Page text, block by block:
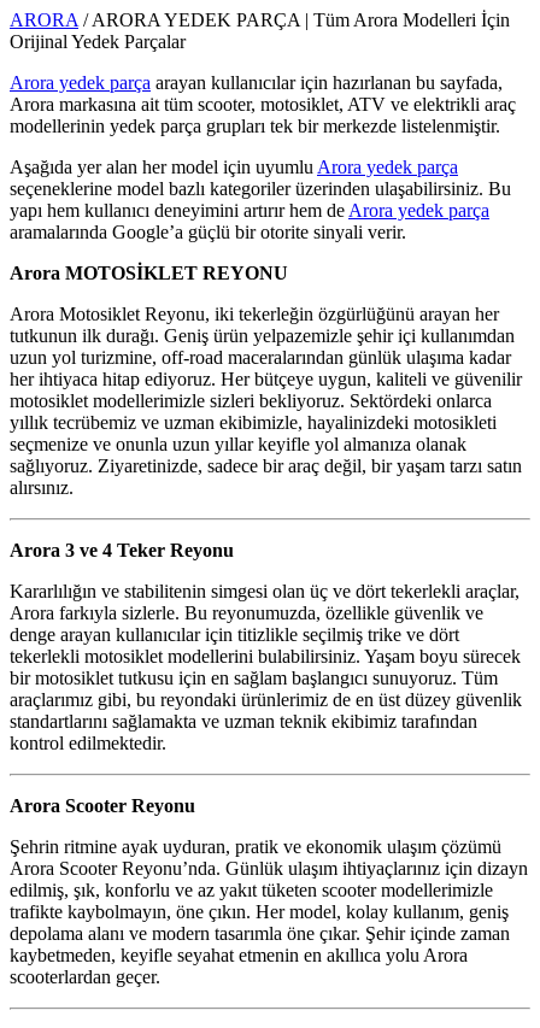
ARORA / ARORA YEDEK PARÇA | Tüm Arora Modelleri İçin
Orijinal Yedek Parçalar
Arora yedek parça arayan kullanıcılar için hazırlanan bu sayfada,
Arora markasına ait tüm scooter, motosiklet, ATV ve elektrikli araç
modellerinin yedek parça grupları tek bir merkezde listelenmiştir.
Aşağıda yer alan her model için uyumlu Arora yedek parça
seçeneklerine model bazlı kategoriler üzerinden ulaşabilirsiniz. Bu
yapı hem kullanıcı deneyimini artırır hem de Arora yedek parça
aramalarında Google’a güçlü bir otorite sinyali verir.
Arora MOTOSİKLET REYONU
Arora Motosiklet Reyonu, iki tekerleğin özgürlüğünü arayan her
tutkunun ilk durağı. Geniş ürün yelpazemizle şehir içi kullanımdan
uzun yol turizmine, off-road maceralarından günlük ulaşıma kadar
her ihtiyaca hitap ediyoruz. Her bütçeye uygun, kaliteli ve güvenilir
motosiklet modellerimizle sizleri bekliyoruz. Sektördeki onlarca
yıllık tecrübemiz ve uzman ekibimizle, hayalinizdeki motosikleti
seçmenize ve onunla uzun yıllar keyifle yol almanıza olanak
sağlıyoruz. Ziyaretinizde, sadece bir araç değil, bir yaşam tarzı satın
alırsınız.
Arora 3 ve 4 Teker Reyonu
Kararlılığın ve stabilitenin simgesi olan üç ve dört tekerlekli araçlar,
Arora farkıyla sizlerle. Bu reyonumuzda, özellikle güvenlik ve
denge arayan kullanıcılar için titizlikle seçilmiş trike ve dört
tekerlekli motosiklet modellerini bulabilirsiniz. Yaşam boyu sürecek
bir motosiklet tutkusu için en sağlam başlangıcı sunuyoruz. Tüm
araçlarımız gibi, bu reyondaki ürünlerimiz de en üst düzey güvenlik
standartlarını sağlamakta ve uzman teknik ekibimiz tarafından
kontrol edilmektedir.
Arora Scooter Reyonu
Şehrin ritmine ayak uyduran, pratik ve ekonomik ulaşım çözümü
Arora Scooter Reyonu’nda. Günlük ulaşım ihtiyaçlarınız için dizayn
edilmiş, şık, konforlu ve az yakıt tüketen scooter modellerimizle
trafikte kaybolmayın, öne çıkın. Her model, kolay kullanım, geniş
depolama alanı ve modern tasarımla öne çıkar. Şehir içinde zaman
kaybetmeden, keyifle seyahat etmenin en akıllıca yolu Arora
scooterlardan geçer.